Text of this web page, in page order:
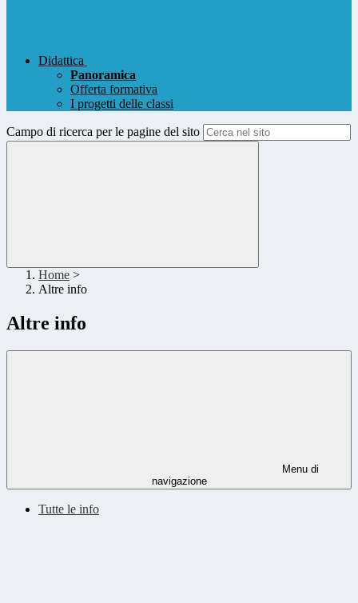
Didattica
Panoramica
Offerta formativa
I progetti delle classi
Campo di ricerca per le pagine del sito
Home >
Altre info
Altre info
Menu di
navigazione
Tutte le info